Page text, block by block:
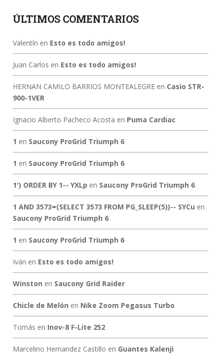
ÚLTIMOS COMENTARIOS
Valentín en Esto es todo amigos!
Juan Carlos en Esto es todo amigos!
HERNAN CAMILO BARRIOS MONTEALEGREen Casio STR-
900-1VER
Ignacio Alberto Pacheco Acosta en Puma Cardiac
1 en Saucony ProGrid Triumph 6
1 en Saucony ProGrid Triumph 6
1') ORDER BY 1-- YXLp en Saucony ProGrid Triumph 6
1 AND 3573=(SELECT 3573 FROM PG_SLEEP(5))-- SYCu en
Saucony ProGrid Triumph 6
1 en Saucony ProGrid Triumph 6
Iván en Esto es todo amigos!
Winston en Saucony Grid Raider
Chicle de Melón en Nike Zoom Pegasus Turbo
Tomás en Inov-8 F-Lite 252
Marcelino Hernandez Castillo en Guantes Kalenji